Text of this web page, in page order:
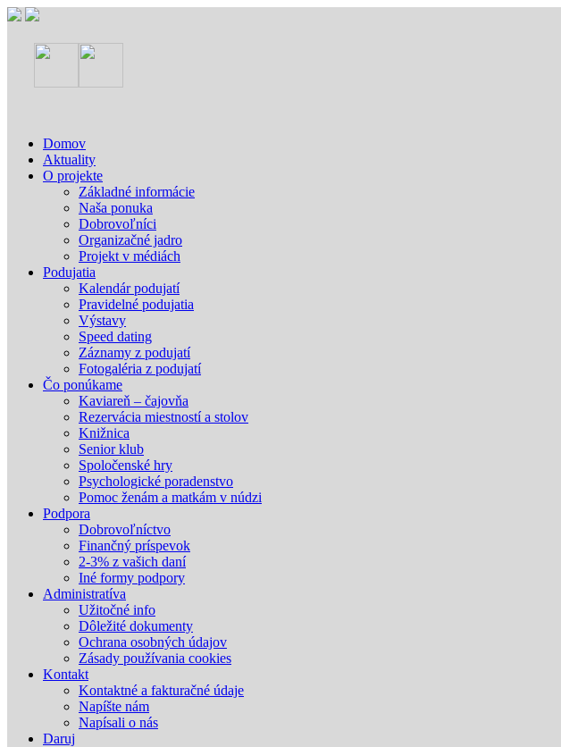
Domov
Aktuality
O projekte
Základné informácie
Naša ponuka
Dobrovoľníci
Organizačné jadro
Projekt v médiách
Podujatia
Kalendár podujatí
Pravidelné podujatia
Výstavy
Speed dating
Záznamy z podujatí
Fotogaléria z podujatí
Čo ponúkame
Kaviareň – čajovňa
Rezervácia miestností a stolov
Knižnica
Senior klub
Spoločenské hry
Psychologické poradenstvo
Pomoc ženám a matkám v núdzi
Podpora
Dobrovoľníctvo
Finančný príspevok
2-3% z vašich daní
Iné formy podpory
Administratíva
Užitočné info
Dôležité dokumenty
Ochrana osobných údajov
Zásady používania cookies
Kontakt
Kontaktné a fakturačné údaje
Napíšte nám
Napísali o nás
Daruj